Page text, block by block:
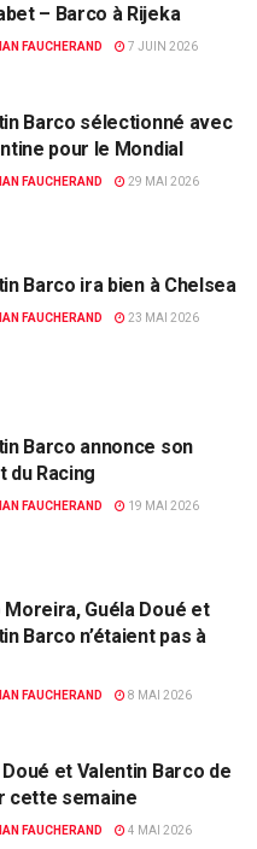
– Barco à Rijeka
FAUCHERAND
7 JUIN 2026
Barco sélectionné avec
pour le Mondial
FAUCHERAND
29 MAI 2026
Barco ira bien à Chelsea
FAUCHERAND
23 MAI 2026
Barco annonce son
du Racing
FAUCHERAND
19 MAI 2026
Moreira, Guéla Doué et
Barco n’étaient pas à
FAUCHERAND
8 MAI 2026
Doué et Valentin Barco de
cette semaine
FAUCHERAND
4 MAI 2026